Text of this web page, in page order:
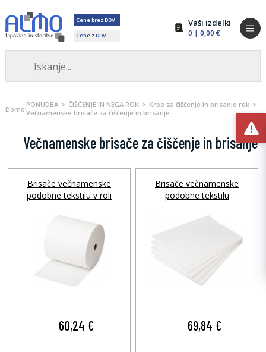
Cene brez DDV
Cene z DDV
Vaši izdelki
0 | 0,00 €
DomovPONUDBA ČIŠČENJE IN NEGA ROK
Krpe za čiščenje in brisanje rok
Večnamenske brisače za čiščenje in brisanje
Večnamenske brisače za čiščenje in brisanje
Brisače večnamenske
podobne tekstilu v roli
60,24 €
Brisače večnamenske
podobne tekstilu
69,84 €